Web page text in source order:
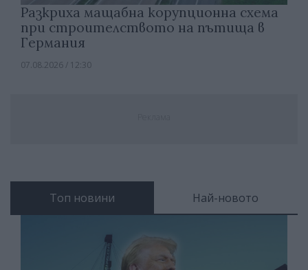
Разкриха мащабна корупционна схема
при строителството на пътища в
Германия
07.08.2026 / 12:30
Топ новини Най-новото